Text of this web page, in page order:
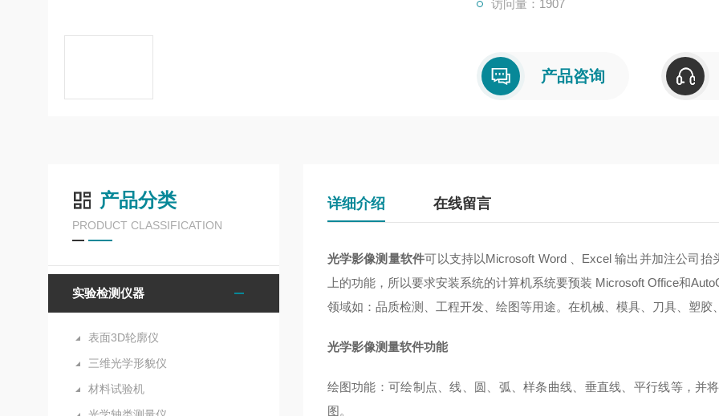
访问量：1907
产品咨询
产品分类
PRODUCT CLASSIFICATION
实验检测仪器
表面3D轮廓仪
三维光学形貌仪
材料试验机
详细介绍 在线留言
光学影像测量软件可以支持以Microsoft Word 、Excel 输出并加注公司
上的功能，所以要求安装系统的计算机系统要预装 Microsoft Office和
领域如：品质检测、工程开发、绘图等用途。在机械、模具、刀具、塑胶
光学影像测量软件功能
绘图功能：可绘制点、线、圆、弧、样条曲线、垂直线、平行线等，并
图。